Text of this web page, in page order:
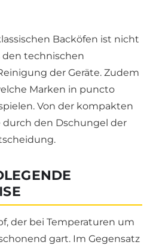
Backöfen ist nicht
den technischen
der Geräte. Zudem
Marken in puncto
Von der kompakten
durch den Dschungel der
der bei Temperaturen um
gart. Im Gegensatz